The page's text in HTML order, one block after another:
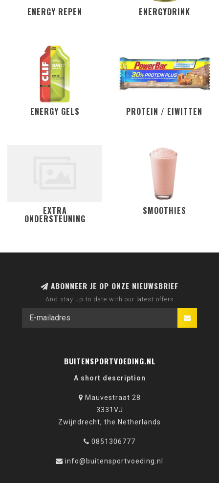
ENERGY REPEN ENERGYDRINK
ENERGY GELS PROTEIN / EIWITTEN
EXTRA
ONDERSTEUNING
SMOOTHIES
ABONNEER JE OP ONZE NIEUWSBRIEF
And stay up to date with our latest offers
BUITENSPORTVOEDING.NL
A short description
Mauvestraat 28
3331VJ
Zwijndrecht, the Netherlands
0851306777
info@buitensportvoeding.nl